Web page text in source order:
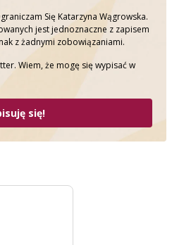
Się Katarzyna Wągrowska.
jest jednoznaczne z zapisem
z żadnymi zobowiązaniami.
Wiem, że mogę się wypisać w
się!